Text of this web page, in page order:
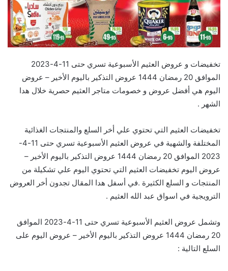
تخفيضات و عروض العثيم الأسبوعية تسري حتى 11-4-2023
الموافق 20 رمضان 1444 عروض التذكير باليوم الأخير – عروض
اليوم هي أفضل عروض و خصومات متاجر العثيم حصرية خلال هدا
الشهر .
تخفيضات العثيم التي تحتوي علي أخر السلع والمنتجات الغذائية
المختلفة والشهية في عروض العثيم الأسبوعية تسري حتى 11-4-
2023 الموافق 20 رمضان 1444 عروض التذكير باليوم الأخير –
عروض اليوم تخفيضات العثيم التي تحتوي اليوم علي تشكيلة من
المنتجات و السلع الكثيرة .في أسفل هدا المقال تجدون أخر العروض
الترويجية في اسواق عبد الله العثيم .
وتشمل عروض العثيم الأسبوعية تسري حتى 11-4-2023 الموافق
20 رمضان 1444 عروض التذكير باليوم الأخير – عروض اليوم على
السلع التالية :